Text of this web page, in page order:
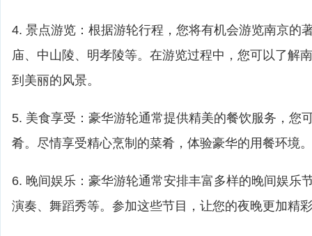
4. 景点游览：根据游轮行程，您将有机会游览南京的
庙、中山陵、明孝陵等。在游览过程中，您可以了解
到美丽的风景。
5. 美食享受：豪华游轮通常提供精美的餐饮服务，您
肴。尽情享受精心烹制的菜肴，体验豪华的用餐环境。
6. 晚间娱乐：豪华游轮通常安排丰富多样的晚间娱乐
演奏、舞蹈秀等。参加这些节目，让您的夜晚更加精